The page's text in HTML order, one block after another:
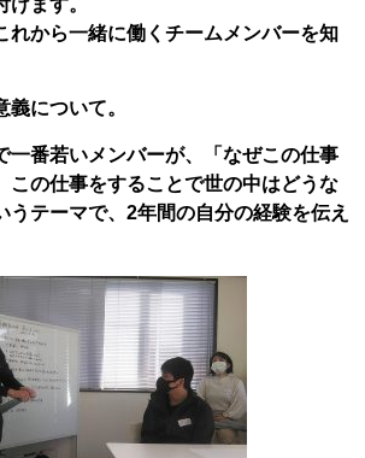
ます。
れから一緒に働くチームメンバーを知
について。
一番若いメンバーが、「なぜこの仕事
この仕事をすることで世の中はどうな
うテーマで、2年間の自分の経験を伝え